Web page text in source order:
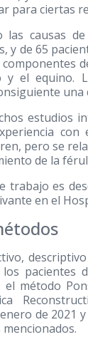
para ciertas
las causas
y de 65
y el equino.
una
estudios
pero se
de la
trabajo es
en el
pacientes
método
de 2021